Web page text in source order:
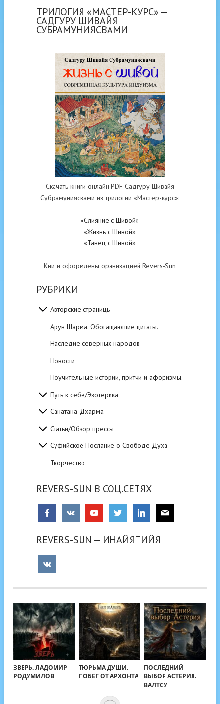
ТРИЛОГИЯ «МАСТЕР-КУРС» —
САДГУРУ ШИВАЙЯ
СУБРАМУНИЯСВАМИ
Скачать книги онлайн PDF Садгуру Шивайя
Субрамуниясвами из трилогии «Мастер-курс»:
«Слияние с Шивой»
«Жизнь с Шивой»
«Танец с Шивой»
Книги оформлены оранизацией Revers-Sun
РУБРИКИ
Авторские страницы
Арун Шарма. Обогащающие цитаты.
Наследие северных народов
Новости
Поучительные истории, притчи и афоризмы.
Путь к себе/Эзотерика
Санатана-Дхарма
Статьи/Обзор прессы
Суфийское Послание о Свободе Духа
Творчество
REVERS-SUN В СОЦ.СЕТЯХ
REVERS-SUN — ИНАЙЯТИЙЯ
ЗВЕРЬ. ЛАДОМИР
РОДУМИЛОВ
ТЮРЬМА ДУШИ.
ПОБЕГ ОТ АРХОНТА
ПОСЛЕДНИЙ
ВЫБОР АСТЕРИЯ.
ВАЛТСУ